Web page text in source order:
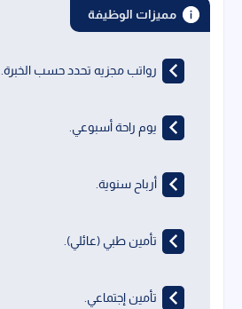
مميزات الوظيفة
رواتب مجزيه تحدد حسب الخبرة.
يوم راحة أسبوعي.
أرباح سنوية.
تأمين طبي (عائلي).
تأمين إجتماعي.